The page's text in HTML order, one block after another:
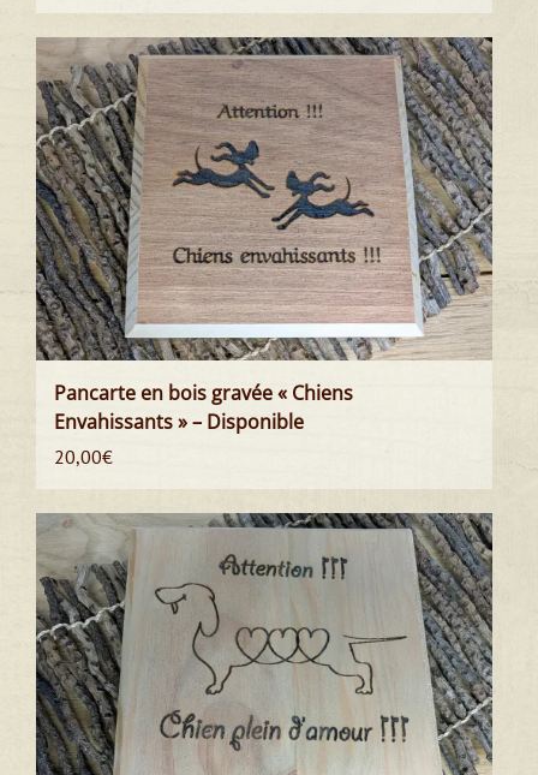
Pancarte en bois gravée « Chiens
Envahissants » – Disponible
20,00€